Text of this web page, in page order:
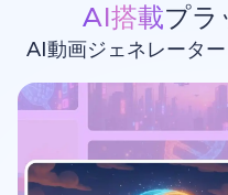
AI搭載プラ
AI動画ジェネレーター